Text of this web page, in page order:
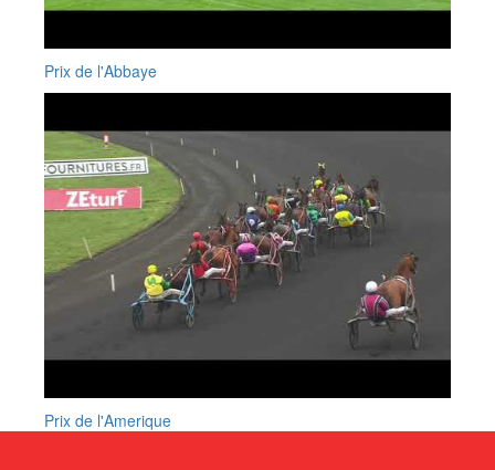
Prix de l'Abbaye
Prix de l'Amerique